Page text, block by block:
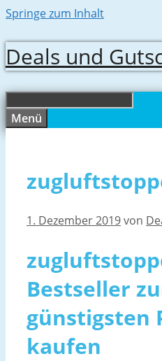
Springe zum Inhalt
Deals und
Menü
1. Dezember 2019von
Bestseller
günstigsten
kaufen